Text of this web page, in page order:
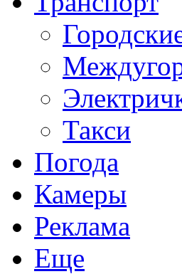
Такси
Погода
Камеры
Реклама
Еще